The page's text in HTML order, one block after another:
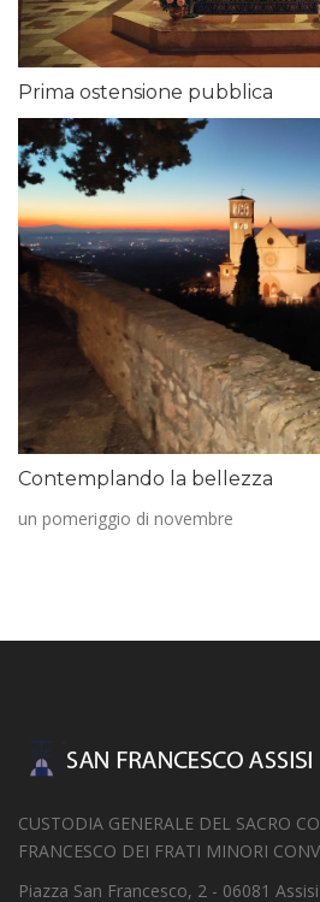
Prima ostensione pubblica
Contemplando la bellezza
un pomeriggio di novembre
CUSTODIA GENERALE DEL SACRO
FRANCESCO DEI FRATI MINORI
Piazza San Francesco, 2 - 06081